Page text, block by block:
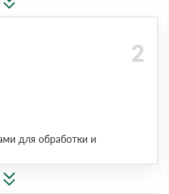
для обработки и